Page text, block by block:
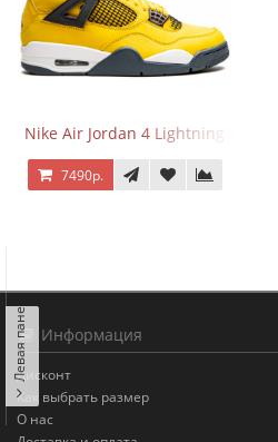
Nike Air Jordan 4 Lightning
7490р.
Информация
Дисконт
Как выбрать размер
О нас
Левая панель